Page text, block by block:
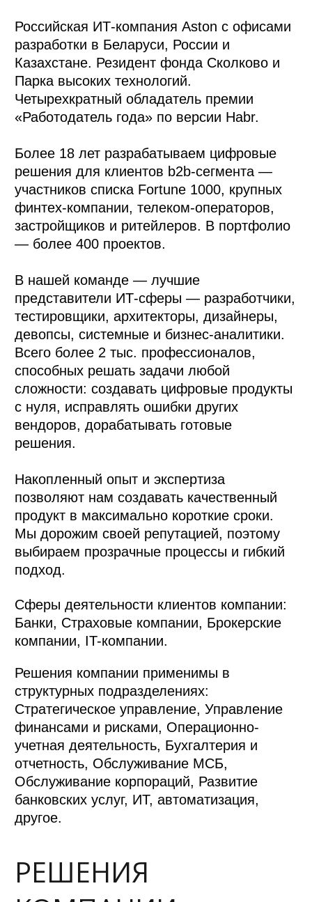
Российская ИТ-компания Aston c офисами
разработки в Беларуси, России и
Казахстане. Резидент фонда Сколково и
Парка высоких технологий.
Четырехкратный обладатель премии
«Работодатель года» по версии Habr.
Более 18 лет разрабатываем цифровые
решения для клиентов b2b-сегмента —
участников списка Fortune 1000, крупных
финтех-компании, телеком-операторов,
застройщиков и ритейлеров. В портфолио
— более 400 проектов.
В нашей команде — лучшие
представители ИТ-сферы — разработчики,
тестировщики, архитекторы, дизайнеры,
девопсы, системные и бизнес-аналитики.
Всего более 2 тыс. профессионалов,
способных решать задачи любой
сложности: создавать цифровые продукты
с нуля, исправлять ошибки других
вендоров, дорабатывать готовые
решения.
Накопленный опыт и экспертиза
позволяют нам создавать качественный
продукт в максимально короткие сроки.
Мы дорожим своей репутацией, поэтому
выбираем прозрачные процессы и гибкий
подход.
Сферы деятельности клиентов компании:
Банки, Страховые компании, Брокерские
компании, IT-компании.
Решения компании применимы в
структурных подразделениях:
Стратегическое управление, Управление
финансами и рисками, Операционно-
учетная деятельность, Бухгалтерия и
отчетность, Обслуживание МСБ,
Обслуживание корпораций, Развитие
банковских услуг, ИТ, автоматизация,
другое.
РЕШЕНИЯ